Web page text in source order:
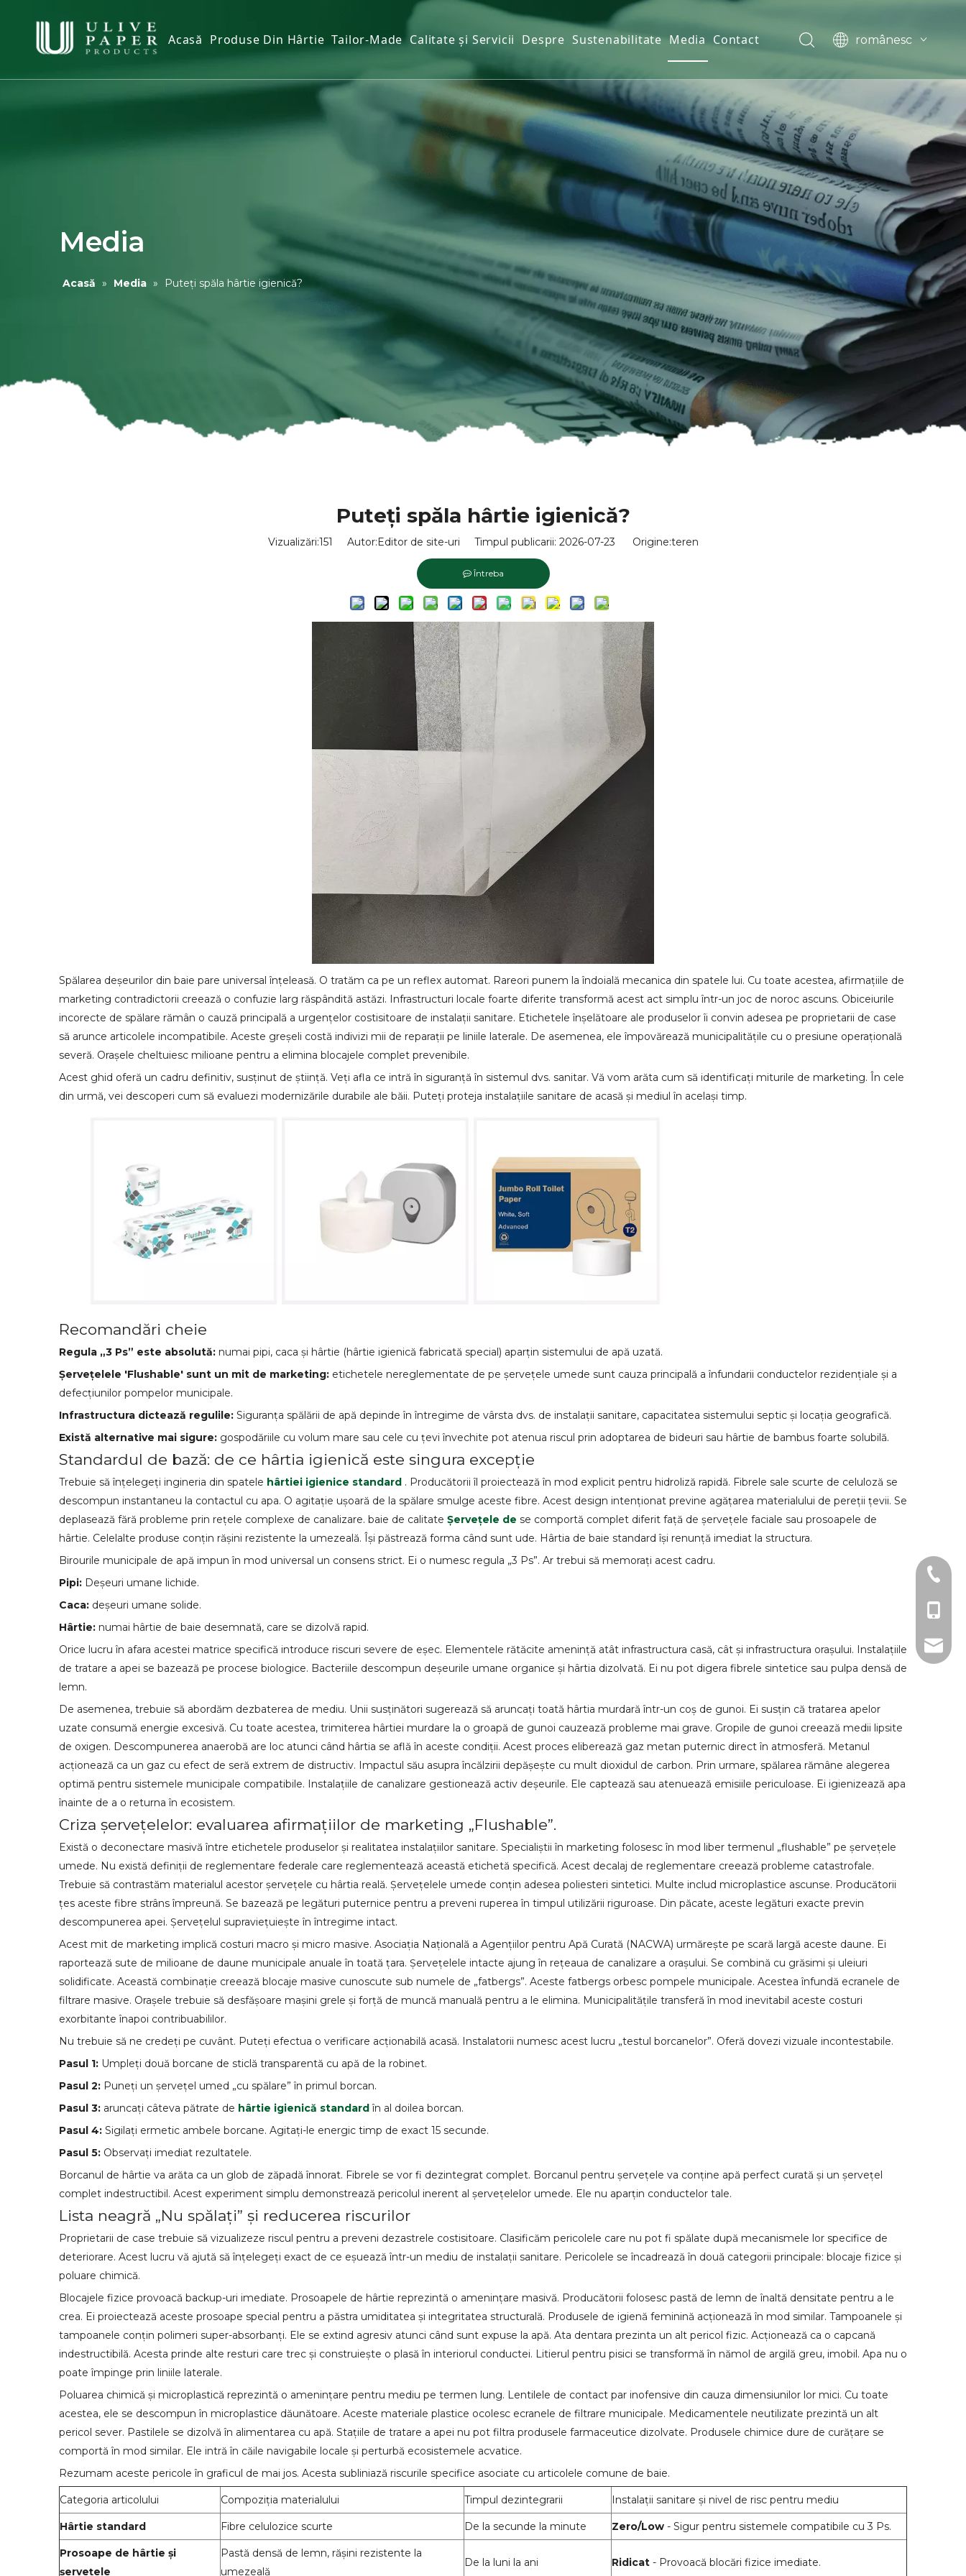
Acasă Produse Din Hârtie
Husa scaun toaleta
Șervețele umede
Tailor-Made Calitate și Servicii Despre Sustenabilitate Media Contact
românesc
العربية
Français
Pусский
Español
Português
Deutsch
한국어
Filipino
svenska
Media
Acasă » Media » Puteți spăla hârtie igienică?
Puteți spăla hârtie igienică?
Vizualizări:151 Autor:Editor de site-uri Timpul publicarii: 2026-07-23 Origine:teren
Întreba
Spălarea deșeurilor din baie pare universal înțeleasă. O tratăm ca pe un reflex automat. Rareori punem la îndoială mecanica din spatele lui. Cu toate acestea, afirmațiile de
marketing contradictorii creează o confuzie larg răspândită astăzi. Infrastructuri locale foarte diferite transformă acest act simplu într-un joc de noroc ascuns. Obiceiurile
incorecte de spălare rămân o cauză principală a urgențelor costisitoare de instalații sanitare. Etichetele înșelătoare ale produselor îi convin adesea pe proprietarii de case
să arunce articolele incompatibile. Aceste greșeli costă indivizi mii de reparații pe liniile laterale. De asemenea, ele împovărează municipalitățile cu o presiune operațională
severă. Orașele cheltuiesc milioane pentru a elimina blocajele complet prevenibile.
Acest ghid oferă un cadru definitiv, susținut de știință. Veți afla ce intră în siguranță în sistemul dvs. sanitar. Vă vom arăta cum să identificați miturile de marketing. În cele
din urmă, vei descoperi cum să evaluezi modernizările durabile ale băii. Puteți proteja instalațiile sanitare de acasă și mediul în același timp.
Recomandări cheie
Regula „3 Ps” este absolută: numai pipi, caca și hârtie (hârtie igienică fabricată special) aparțin sistemului de apă uzată.
Șervețelele 'Flushable' sunt un mit de marketing: etichetele nereglementate de pe șervețele umede sunt cauza principală a înfundarii conductelor rezidențiale și a
defecțiunilor pompelor municipale.
Infrastructura dictează regulile: Siguranța spălării de apă depinde în întregime de vârsta dvs. de instalații sanitare, capacitatea sistemului septic și locația geografică.
Există alternative mai sigure: gospodăriile cu volum mare sau cele cu țevi învechite pot atenua riscul prin adoptarea de bideuri sau hârtie de bambus foarte solubilă.
Standardul de bază: de ce hârtia igienică este singura excepție
Trebuie să înțelegeți ingineria din spatele hârtiei igienice standard . Producătorii îl proiectează în mod explicit pentru hidroliză rapidă. Fibrele sale scurte de celuloză se
descompun instantaneu la contactul cu apa. O agitație ușoară de la spălare smulge aceste fibre. Acest design intenționat previne agățarea materialului de pereții țevii. Se
deplasează fără probleme prin rețele complexe de canalizare. baie de calitate Șervețele de se comportă complet diferit față de șervețele faciale sau prosoapele de
hârtie. Celelalte produse conțin rășini rezistente la umezeală. Își păstrează forma când sunt ude. Hârtia de baie standard își renunță imediat la structura.
Birourile municipale de apă impun în mod universal un consens strict. Ei o numesc regula „3 Ps”. Ar trebui să memorați acest cadru.
Pipi: Deșeuri umane lichide.
Caca: deșeuri umane solide.
Hârtie: numai hârtie de baie desemnată, care se dizolvă rapid.
Orice lucru în afara acestei matrice specifică introduce riscuri severe de eșec. Elementele rătăcite amenință atât infrastructura casă, cât și infrastructura orașului. Instalațiile
de tratare a apei se bazează pe procese biologice. Bacteriile descompun deșeurile umane organice și hârtia dizolvată. Ei nu pot digera fibrele sintetice sau pulpa densă de
lemn.
De asemenea, trebuie să abordăm dezbaterea de mediu. Unii susținători sugerează să aruncați toată hârtia murdară într-un coș de gunoi. Ei susțin că tratarea apelor
uzate consumă energie excesivă. Cu toate acestea, trimiterea hârtiei murdare la o groapă de gunoi cauzează probleme mai grave. Gropile de gunoi creează medii lipsite
de oxigen. Descompunerea anaerobă are loc atunci când hârtia se află în aceste condiții. Acest proces eliberează gaz metan puternic direct în atmosferă. Metanul
acționează ca un gaz cu efect de seră extrem de distructiv. Impactul său asupra încălzirii depășește cu mult dioxidul de carbon. Prin urmare, spălarea rămâne alegerea
optimă pentru sistemele municipale compatibile. Instalațiile de canalizare gestionează activ deșeurile. Ele captează sau atenuează emisiile periculoase. Ei igienizează apa
înainte de a o returna în ecosistem.
Criza șervețelelor: evaluarea afirmațiilor de marketing „Flushable”.
Există o deconectare masivă între etichetele produselor și realitatea instalațiilor sanitare. Specialiștii în marketing folosesc în mod liber termenul „flushable” pe șervețele
umede. Nu există definiții de reglementare federale care reglementează această etichetă specifică. Acest decalaj de reglementare creează probleme catastrofale.
Trebuie să contrastăm materialul acestor șervețele cu hârtia reală. Șervețelele umede conțin adesea poliesteri sintetici. Multe includ microplastice ascunse. Producătorii
țes aceste fibre strâns împreună. Se bazează pe legături puternice pentru a preveni ruperea în timpul utilizării riguroase. Din păcate, aceste legături exacte previn
descompunerea apei. Șervețelul supraviețuiește în întregime intact.
Acest mit de marketing implică costuri macro și micro masive. Asociația Națională a Agențiilor pentru Apă Curată (NACWA) urmărește pe scară largă aceste daune. Ei
raportează sute de milioane de daune municipale anuale în toată țara. Șervețelele intacte ajung în rețeaua de canalizare a orașului. Se combină cu grăsimi și uleiuri
solidificate. Această combinație creează blocaje masive cunoscute sub numele de „fatbergs”. Aceste fatbergs orbesc pompele municipale. Acestea înfundă ecranele de
filtrare masive. Orașele trebuie să desfășoare mașini grele și forță de muncă manuală pentru a le elimina. Municipalitățile transferă în mod inevitabil aceste costuri
exorbitante înapoi contribuabililor.
Nu trebuie să ne credeți pe cuvânt. Puteți efectua o verificare acționabilă acasă. Instalatorii numesc acest lucru „testul borcanelor”. Oferă dovezi vizuale incontestabile.
Pasul 1: Umpleți două borcane de sticlă transparentă cu apă de la robinet.
Pasul 2: Puneți un șervețel umed „cu spălare” în primul borcan.
Pasul 3: aruncați câteva pătrate de hârtie igienică standardîn al doilea borcan.
Pasul 4: Sigilați ermetic ambele borcane. Agitați-le energic timp de exact 15 secunde.
Pasul 5: Observați imediat rezultatele.
Borcanul de hârtie va arăta ca un glob de zăpadă înnorat. Fibrele se vor fi dezintegrat complet. Borcanul pentru șervețele va conține apă perfect curată și un șervețel
complet indestructibil. Acest experiment simplu demonstrează pericolul inerent al șervețelelor umede. Ele nu aparțin conductelor tale.
Lista neagră „Nu spălați” și reducerea riscurilor
Proprietarii de case trebuie să vizualizeze riscul pentru a preveni dezastrele costisitoare. Clasificăm pericolele care nu pot fi spălate după mecanismele lor specifice de
deteriorare. Acest lucru vă ajută să înțelegeți exact de ce eșuează într-un mediu de instalații sanitare. Pericolele se încadrează în două categorii principale: blocaje fizice și
poluare chimică.
Blocajele fizice provoacă backup-uri imediate. Prosoapele de hârtie reprezintă o amenințare masivă. Producătorii folosesc pastă de lemn de înaltă densitate pentru a le
crea. Ei proiectează aceste prosoape special pentru a păstra umiditatea și integritatea structurală. Produsele de igienă feminină acționează în mod similar. Tampoanele și
tampoanele conțin polimeri super-absorbanți. Ele se extind agresiv atunci când sunt expuse la apă. Ata dentara prezinta un alt pericol fizic. Acționează ca o capcană
indestructibilă. Acesta prinde alte resturi care trec și construiește o plasă în interiorul conductei. Litierul pentru pisici se transformă în nămol de argilă greu, imobil. Apa nu o
poate împinge prin liniile laterale.
Poluarea chimică și microplastică reprezintă o amenințare pentru mediu pe termen lung. Lentilele de contact par inofensive din cauza dimensiunilor lor mici. Cu toate
acestea, ele se descompun în microplastice dăunătoare. Aceste materiale plastice ocolesc ecranele de filtrare municipale. Medicamentele neutilizate prezintă un alt
pericol sever. Pastilele se dizolvă în alimentarea cu apă. Stațiile de tratare a apei nu pot filtra produsele farmaceutice dizolvate. Produsele chimice dure de curățare se
comportă în mod similar. Ele intră în căile navigabile locale și perturbă ecosistemele acvatice.
Rezumam aceste pericole în graficul de mai jos. Acesta subliniază riscurile specifice asociate cu articolele comune de baie.
Categoria articolului Compoziția materialului Timpul dezintegrarii Instalații sanitare și nivel de risc pentru mediu
Hârtie standard Fibre celulozice scurte De la secunde la minute Zero/Low - Sigur pentru sistemele compatibile cu 3 Ps.
Prosoape de hârtie și
șervețele
Pastă densă de lemn, rășini rezistente la
umezeală
De la luni la ani Ridicat - Provoacă blocări fizice imediate.
0086-